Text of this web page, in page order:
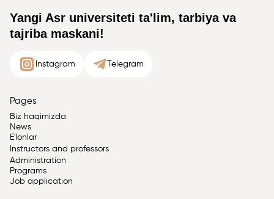
Yangi Asr universiteti ta'lim, tarbiya va
tajriba maskani!
Instagram Telegram
Pages
Biz haqimizda
News
E'lonlar
Instructors and professors
Administration
Programs
Job application